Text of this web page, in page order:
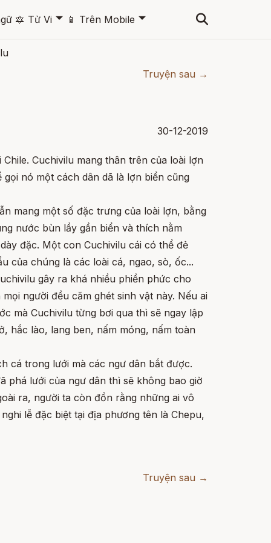
🔯 Tử Vi 🞃 📱 Trên Mobile 🞃
Truyện sau →
30-12-2019
Cuchivilu mang thân trên của loài lợn
nó một cách dân dã là lợn biển cũng
mang một số đặc trưng của loài lợn, bằng
nước bùn lầy gần biển và thích nằm
đặc. Một con Cuchivilu cái có thể đẻ
của chúng là các loài cá, ngao, sò, ốc...
gây ra khá nhiều phiền phức cho
người đều căm ghét sinh vật này. Nếu ai
mà Cuchivilu từng bơi qua thì sẽ ngay lập
hắc lào, lang ben, nấm móng, nấm toàn
cá trong lưới mà các ngư dân bắt được.
phá lưới của ngư dân thì sẽ không bao giờ
ra, người ta còn đồn rằng những ai vô
lễ đặc biệt tại địa phương tên là Chepu,
Truyện sau →